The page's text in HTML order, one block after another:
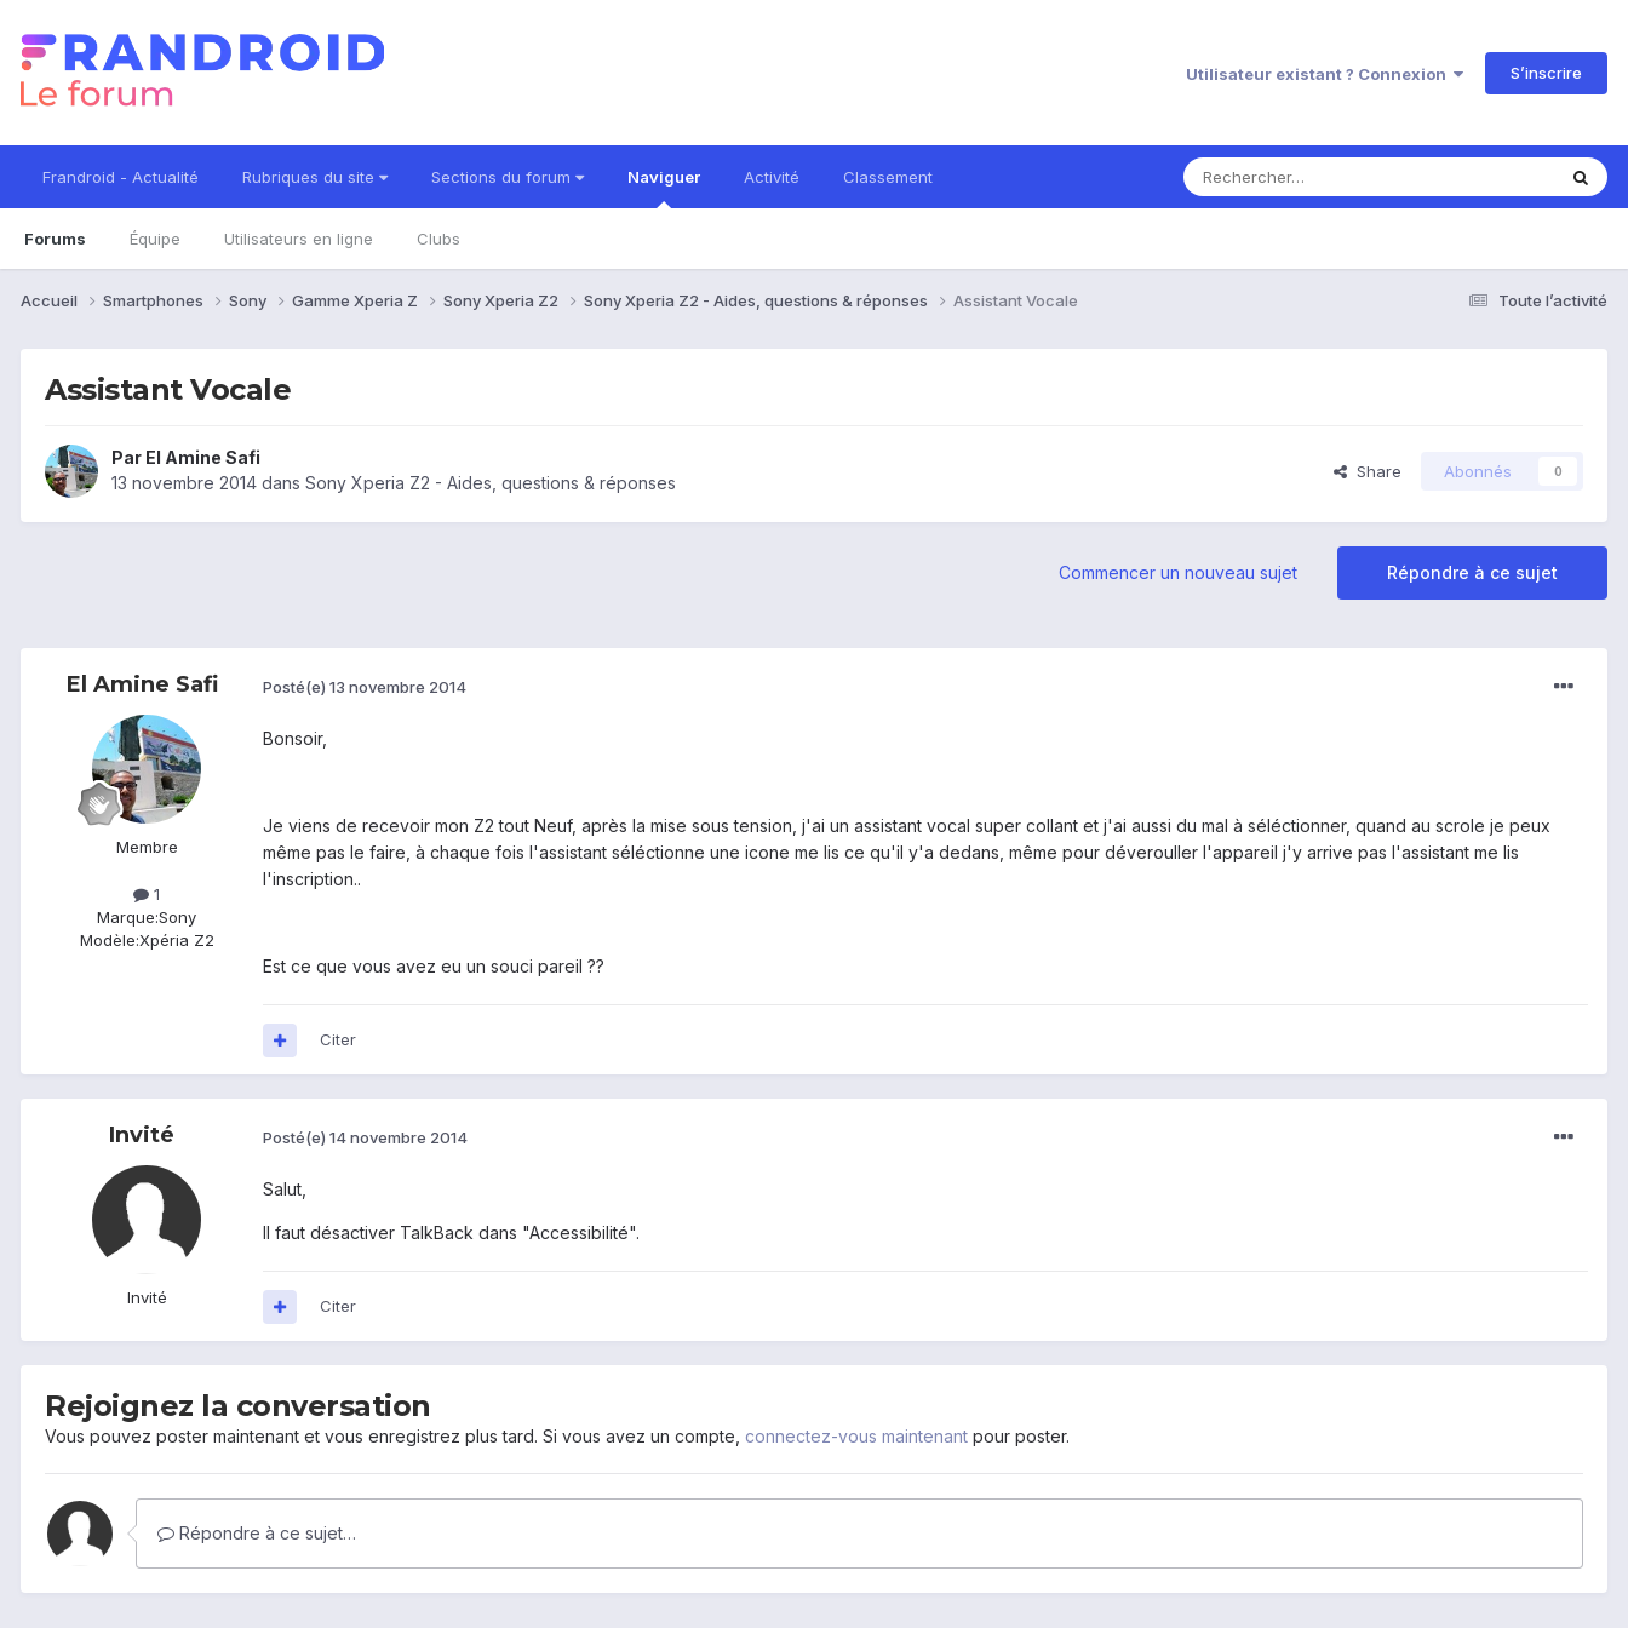
Utilisateur existant ? Connexion S’inscrire
Frandroid - Actualité Rubriques du site Sections du forum Naviguer
Forums Équipe Utilisateurs en ligne Clubs
Activité Classement
Toute l’activité
Accueil Smartphones Sony Gamme Xperia Z Sony Xperia Z2 Sony Xperia Z2 - Aides, questions & réponses Assistant Vocale
Assistant Vocale
Par El Amine Safi
13 novembre 2014 dans Sony Xperia Z2 - Aides, questions & réponses
Share Abonnés 0
Répondre à ce sujet
Commencer un nouveau sujet
El Amine Safi
Membre
1
Marque:Sony
Modèle:Xpéria Z2
Posté(e) 13 novembre 2014
Bonsoir,
Je viens de recevoir mon Z2 tout Neuf, après la mise sous tension, j'ai un assistant vocal super collant et j'ai aussi du mal à séléctionner, quand au scrole je peux
même pas le faire, à chaque fois l'assistant séléctionne une icone me lis ce qu'il y'a dedans, même pour déverouller l'appareil j'y arrive pas l'assistant me lis
l'inscription..
Est ce que vous avez eu un souci pareil ??
Citer
Invité
Invité
Posté(e) 14 novembre 2014
Salut,
Il faut désactiver TalkBack dans "Accessibilité".
Citer
Rejoignez la conversation
Vous pouvez poster maintenant et vous enregistrez plus tard. Si vous avez un compte, connectez-vous maintenant pour poster.
Répondre à ce sujet…